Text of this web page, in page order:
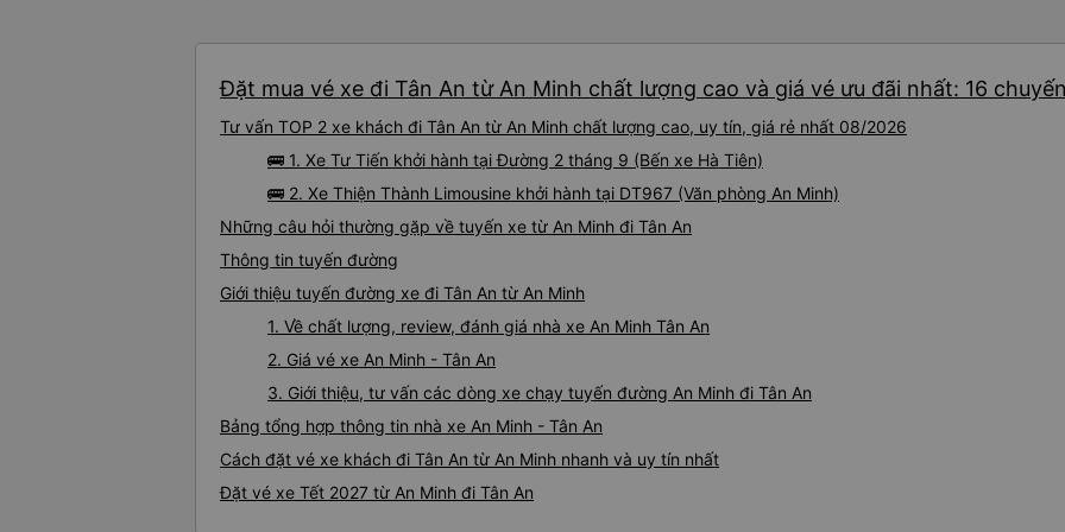
Đặt mua vé xe đi Tân An từ An Minh chất lượng cao và giá vé ưu đãi nhất: 16 chuyến
Tư vấn TOP 2 xe khách đi Tân An từ An Minh chất lượng cao, uy tín, giá rẻ nhất 08/2026
🚌 1. Xe Tư Tiến khởi hành tại Đường 2 tháng 9 (Bến xe Hà Tiên)
🚌 2. Xe Thiện Thành Limousine khởi hành tại DT967 (Văn phòng An Minh)
Những câu hỏi thường gặp về tuyến xe từ An Minh đi Tân An
Thông tin tuyến đường
Giới thiệu tuyến đường xe đi Tân An từ An Minh
1. Về chất lượng, review, đánh giá nhà xe An Minh Tân An
2. Giá vé xe An Minh - Tân An
3. Giới thiệu, tư vấn các dòng xe chạy tuyến đường An Minh đi Tân An
Bảng tổng hợp thông tin nhà xe An Minh - Tân An
Cách đặt vé xe khách đi Tân An từ An Minh nhanh và uy tín nhất
Đặt vé xe Tết 2027 từ An Minh đi Tân An